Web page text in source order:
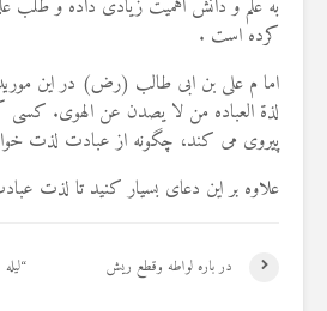
به علم و دانش اهمیت زیادی داده و طلب
کرده است .
اما م علی بن ابی طالب (رض) در این
لذة العباده من لا یصدن عن الهوی.
پیروی می کند، چگونه از عبادت لذت
علاوه بر این دعای بسیار کنید تا لذت
در باره لواطه وقطع ریش